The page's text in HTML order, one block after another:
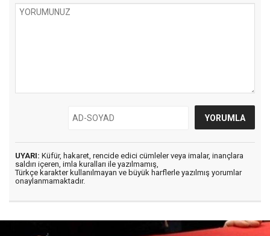
UYARI: Küfür, hakaret, rencide edici cümleler veya imalar, inançlara
saldırı içeren, imla kuralları ile yazılmamış,
Türkçe karakter kullanılmayan ve büyük harflerle yazılmış yorumlar
onaylanmamaktadır.